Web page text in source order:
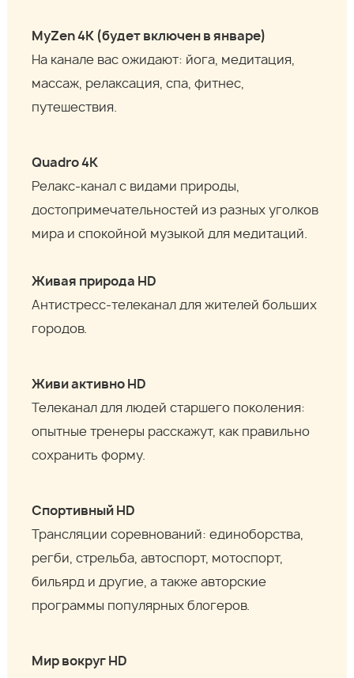
MyZen 4К (будет включен в январе)
На канале вас ожидают: йога, медитация,
массаж, релаксация, спа, фитнес,
путешествия.
Quadro 4К
Релакс-канал с видами природы,
достопримечательностей из разных уголков
мира и спокойной музыкой для медитаций.
Живая природа HD
Антистресс-телеканал для жителей больших
городов.
Живи активно HD
Телеканал для людей старшего поколения:
опытные тренеры расскажут, как правильно
сохранить форму.
Спортивный HD
Трансляции соревнований: единоборства,
регби, стрельба, автоспорт, мотоспорт,
бильярд и другие, а также авторские
программы популярных блогеров.
Мир вокруг HD